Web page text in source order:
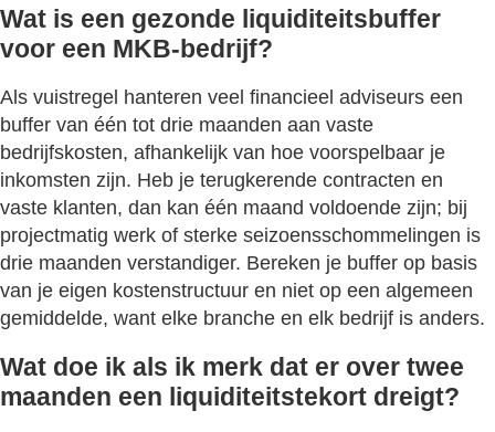
Wat is een gezonde liquiditeitsbuffer
voor een MKB-bedrijf?
Als vuistregel hanteren veel financieel adviseurs een
buffer van één tot drie maanden aan vaste
bedrijfskosten, afhankelijk van hoe voorspelbaar je
inkomsten zijn. Heb je terugkerende contracten en
vaste klanten, dan kan één maand voldoende zijn; bij
projectmatig werk of sterke seizoensschommelingen is
drie maanden verstandiger. Bereken je buffer op basis
van je eigen kostenstructuur en niet op een algemeen
gemiddelde, want elke branche en elk bedrijf is anders.
Wat doe ik als ik merk dat er over twee
maanden een liquiditeitstekort dreigt?